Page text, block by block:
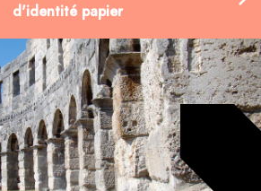
d'identité papier